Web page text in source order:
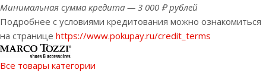
Минимальная сумма кредита — 3 000 ₽ рублей
Подробнее с условиями кредитования можно ознакомиться
на странице https://www.pokupay.ru/credit_terms
Все товары категории